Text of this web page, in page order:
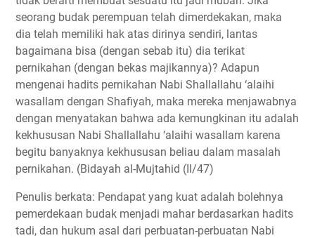
seorang budak perempuan telah dimerdekakan, maka
dia telah memiliki hak atas dirinya sendiri, lantas
bagaimana bisa (dengan sebab itu) dia terikat
pernikahan (dengan bekas majikannya)? Adapun
mengenai hadits pernikahan Nabi Shallallahu ‘alaihi
wasallam dengan Shafiyah, maka mereka menjawabnya
dengan menyatakan bahwa ada kemungkinan itu adalah
kekhususan Nabi Shallallahu ‘alaihi wasallam karena
begitu banyaknya kekhususan beliau dalam masalah
pernikahan. (Bidayah al-Mujtahid (II/47)
Penulis berkata: Pendapat yang kuat adalah bolehnya
pemerdekaan budak menjadi mahar berdasarkan hadits
tadi, dan hukum asal dari perbuatan-perbuatan Nabi